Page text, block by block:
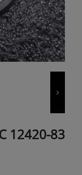
12420-83